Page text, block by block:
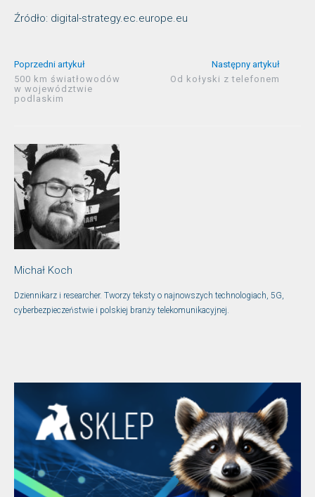
Źródło: digital-strategy.ec.europe.eu
Poprzedni artykuł
500 km światłowodów
w województwie
podlaskim
Następny artykuł
Od kołyski z telefonem
Michał Koch
Dziennikarz i researcher. Tworzy teksty o najnowszych technologiach, 5G,
cyberbezpieczeństwie i polskiej branży telekomunikacyjnej.